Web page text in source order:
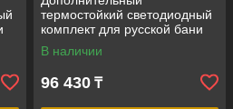
термостойкий светодиодный
комплект для русской бани
Cariitti Sauna Led 4000 K (3
светодиода)
В наличии
96 430 ₸